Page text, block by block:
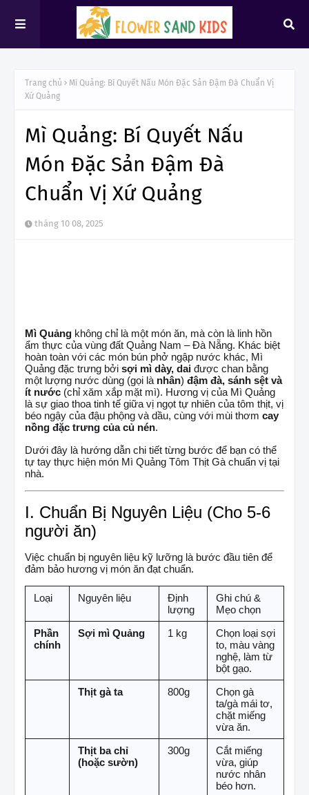
Trang chủ
Mì Quảng: Bí Quyết Nấu Món Đặc Sản Đậm Đà Chuẩn Vị
Xứ Quảng
Mì Quảng: Bí Quyết Nấu
Món Đặc Sản Đậm Đà
Chuẩn Vị Xứ Quảng
tháng 10 08, 2025
Mì Quảng không chỉ là một món ăn, mà còn là linh hồn
ẩm thực của vùng đất Quảng Nam – Đà Nẵng. Khác biệt
hoàn toàn với các món bún phở ngập nước khác, Mì
Quảng đặc trưng bởi sợi mì dày, dai được chan bằng
một lượng nước dùng (gọi là nhân) đậm đà, sánh sệt và
ít nước (chỉ xăm xắp mặt mì). Hương vị của Mì Quảng
là sự giao thoa tinh tế giữa vị ngọt tự nhiên của tôm thịt, vị
béo ngậy của đậu phộng và dầu, cùng với mùi thơm cay
nồng đặc trưng của củ nén.
Dưới đây là hướng dẫn chi tiết từng bước để bạn có thể
tự tay thực hiện món Mì Quảng Tôm Thịt Gà chuẩn vị tại
nhà.
I. Chuẩn Bị Nguyên Liệu (Cho 5-6
người ăn)
Việc chuẩn bị nguyên liệu kỹ lưỡng là bước đầu tiên để
đảm bảo hương vị món ăn đạt chuẩn.
Loại Nguyên liệu
Định
lượng
Ghi chú &
Mẹo chọn
Phần
chính
Sợi mì Quảng 1 kg
Chọn loại sợi
to, màu vàng
nghệ, làm từ
bột gạo.
Thịt gà ta
800g
Chọn gà
ta/gà mái tơ,
chặt miếng
vừa ăn.
Thịt ba chỉ
(hoặc sườn)
300g
Cắt miếng
vừa, giúp
nước nhân
béo hơn.